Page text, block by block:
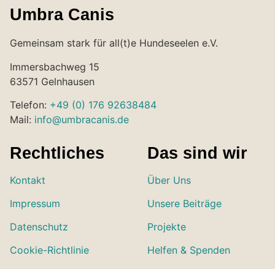
Umbra Canis
Gemeinsam stark für all(t)e Hundeseelen e.V.
Immersbachweg 15
63571 Gelnhausen
Telefon: +49 (0) 176 92638484
Mail: info@umbracanis.de
Rechtliches
Kontakt
Impressum
Datenschutz
Cookie-Richtlinie
Das sind wir
Über Uns
Unsere Beiträge
Projekte
Helfen & Spenden